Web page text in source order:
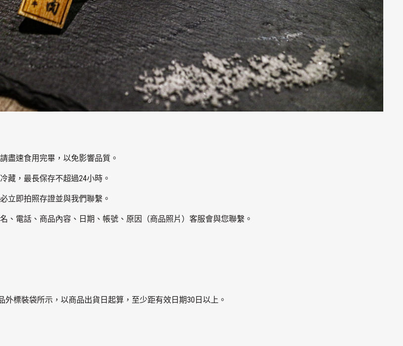
盡速食用完畢，以免影響品質。
藏，最長保存不超過24小時。
立即拍照存證並與我們聯繫。
、電話、商品內容、日期、帳號、原因（商品照片）客服會與您聯繫。
外標裝袋所示，以商品出貨日起算，至少距有效日期30日以上。